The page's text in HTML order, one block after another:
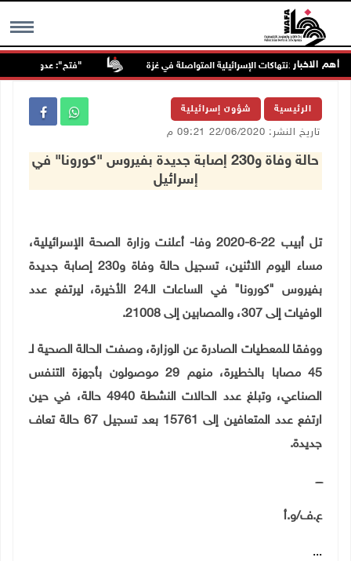
MENU أهم الاخبار "فتح": عدوان الاحتلال
الرئيسية شؤون إسرائيلية
تاريخ النشر: 22/06/2020 09:21 م
حالة وفاة و230 إصابة جديدة بفيروس "كورونا" في
إسرائيل
تل أبيب 22-6-2020 وفا- أعلنت وزارة الصحة الإسرائيلية،
مساء اليوم الاثنين، تسجيل حالة وفاة و230 إصابة جديدة
بفيروس "كورونا" في الساعات الـ24 الأخيرة، ليرتفع عدد
الوفيات إلى 307، والمصابين إلى 21008.
ووفقا للمعطيات الصادرة عن الوزارة، وصفت الحالة الصحية لـ
45 مصابا بالخطيرة، منهم 29 موصولون بأجهزة التنفس
الصناعي، وتبلغ عدد الحالات النشطة 4940 حالة، في حين
ارتفع عدد المتعافين إلى 15761 بعد تسجيل 67 حالة تعاف
جديدة.
ــــ
ع.ف/و.أ
...